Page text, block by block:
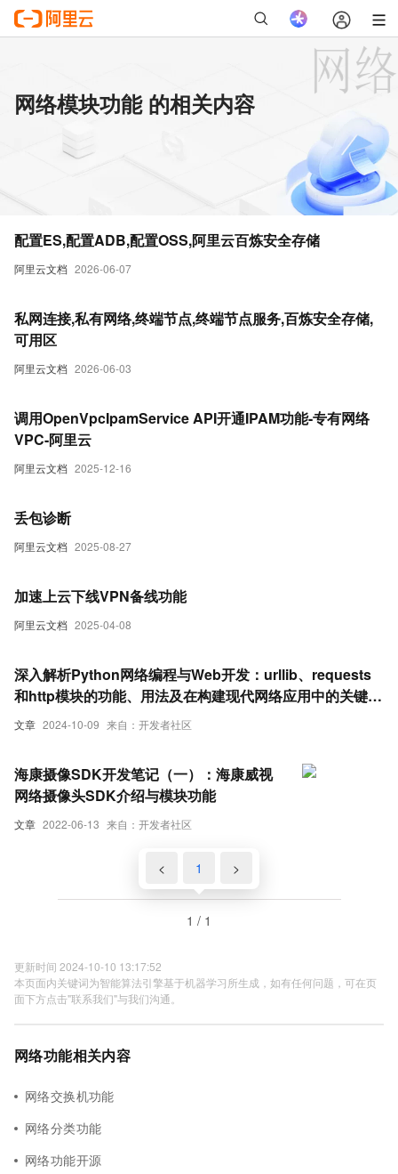
网络模块功能 的相关内容
阿里云文档 2026-06-07
配置ES,配置ADB,配置OSS,阿里云百炼安全存储
阿里云文档 2026-06-03
私网连接,私有网络,终端节点,终端节点服务,百炼安全存储,
可用区
阿里云文档 2025-12-16
调用OpenVpcIpamService API开通IPAM功能-专有网络
VPC-阿里云
阿里云文档 2025-08-27
丢包诊断
阿里云文档 2025-04-08
加速上云下线VPN备线功能
文章 2024-10-09 来自：开发者社区
深入解析Python网络编程与Web开发：urllib、requests
和http模块的功能、用法及在构建现代网络应用中的关键作
用
文章 2022-06-13 来自：开发者社区
海康摄像SDK开发笔记（一）：海康威视
网络摄像头SDK介绍与模块功能
< 1 >
1 / 1
更新时间 2024-10-10 13:17:52
本页面内关键词为智能算法引擎基于机器学习所生成，如有任何问题，可在页
面下方点击"联系我们"与我们沟通。
网络功能相关内容
网络交换机功能
网络分类功能
网络功能开源